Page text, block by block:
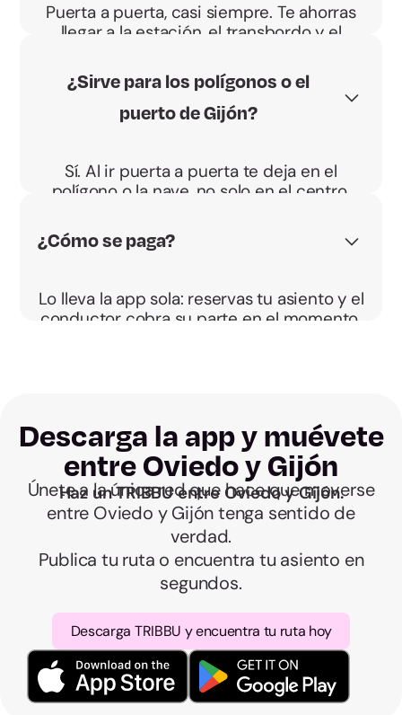
Puerta a puerta, casi siempre. Te ahorras
llegar a la estación, el transbordo y el
¿Sirve para los polígonos o el
puerto de Gijón?
Sí. Al ir puerta a puerta te deja en el
polígono o la nave, no solo en el centro.
¿Cómo se paga?
Lo lleva la app sola: reservas tu asiento y el
conductor cobra su parte en el momento.
Descarga la app y muévete
entre Oviedo y Gijón
Haz un TRIBBU entre Oviedo y Gijón.
Únete a la única red que hace que moverse
entre Oviedo y Gijón tenga sentido de
verdad.
Publica tu ruta o encuentra tu asiento en
segundos.
Descarga TRIBBU y encuentra tu ruta hoy